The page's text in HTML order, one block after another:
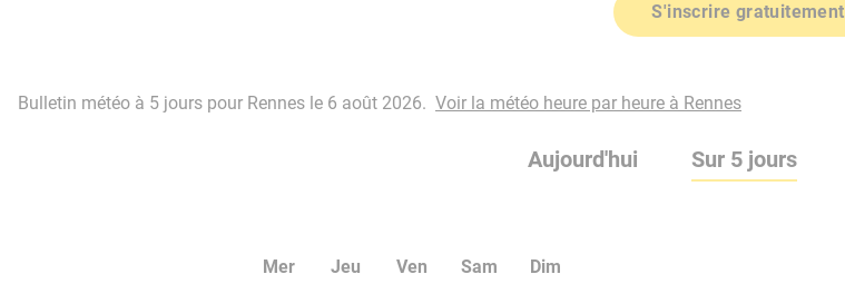
S'inscrire gratuitement
Bulletin météo à 5 jours pour Rennes le 6 août 2026. Voir la météo heure par heure à Rennes
Aujourd'hui Sur 5 jours
Mer Jeu Ven Sam Dim